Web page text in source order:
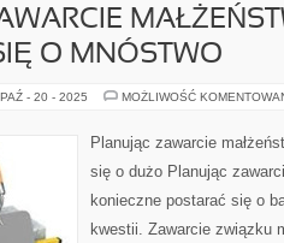
O MNÓSTWO
PAŹ - 20 - 2025 MOŻLIWOŚĆ
Planując zawarcie
się o dużo Planując
konieczne postarać się o
kwestii. Zawarcie związku